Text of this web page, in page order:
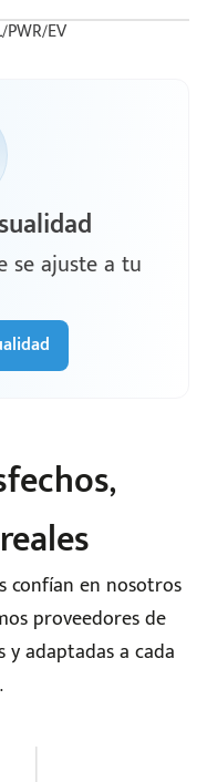
EV
se ajuste a tu
confían en nosotros
proveedores de
y adaptadas a cada